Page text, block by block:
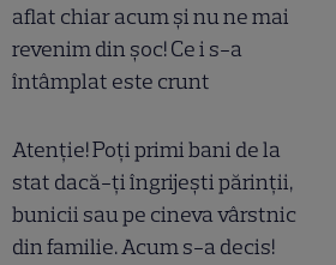
aflat chiar acum și nu ne mai
revenim din șoc! Ce i s-a
întâmplat este crunt
Atenție! Poți primi bani de la
stat dacă-ți îngrijești părinții,
bunicii sau pe cineva vârstnic
din familie. Acum s-a decis!